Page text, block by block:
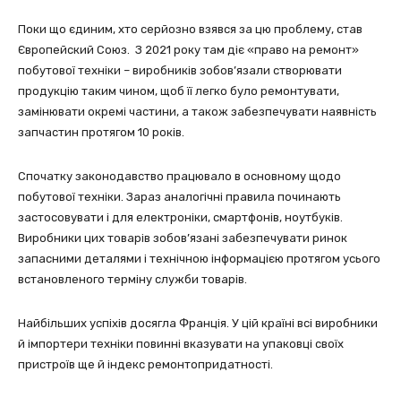
Поки що єдиним, хто серйозно взявся за цю проблему, став
Європейский Союз. З 2021 року там діє «право на ремонт»
побутової техніки – виробників зобов’язали створювати
продукцію таким чином, щоб її легко було ремонтувати,
замінювати окремі частини, а також забезпечувати наявність
запчастин протягом 10 років.
Спочатку законодавство працювало в основному щодо
побутової техніки. Зараз аналогічні правила починають
застосовувати і для електроніки, смартфонів, ноутбуків.
Виробники цих товарів зобов’язані забезпечувати ринок
запасними деталями і технічною інформацією протягом усього
встановленого терміну служби товарів.
Найбільших успіхів досягла Франція. У цій країні всі виробники
й імпортери техніки повинні вказувати на упаковці своїх
пристроїв ще й індекс ремонтопридатності.